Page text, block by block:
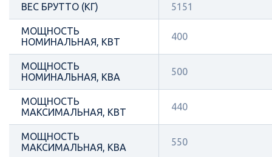
ВЕС БРУТТО (КГ) 5151
МОЩНОСТЬ
НОМИНАЛЬНАЯ, КВТ
400
МОЩНОСТЬ
НОМИНАЛЬНАЯ, КВА
500
МОЩНОСТЬ
МАКСИМАЛЬНАЯ, КВТ
440
МОЩНОСТЬ
МАКСИМАЛЬНАЯ, КВА
550